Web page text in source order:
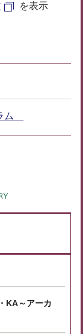
を表示
ム
KA～アーカ